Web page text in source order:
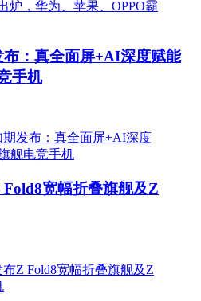
：真全面屏+AI深度赋能
手机
宽幅折叠旗舰及Z